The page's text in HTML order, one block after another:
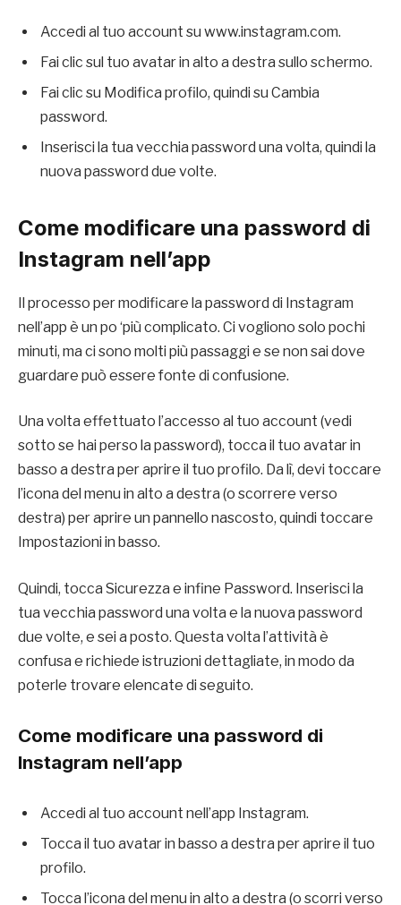
Accedi al tuo account su www.instagram.com.
Fai clic sul tuo avatar in alto a destra sullo schermo.
Fai clic su Modifica profilo, quindi su Cambia
password.
Inserisci la tua vecchia password una volta, quindi la
nuova password due volte.
Come modificare una password di
Instagram nell’app
Il processo per modificare la password di Instagram
nell’app è un po ‘più complicato. Ci vogliono solo pochi
minuti, ma ci sono molti più passaggi e se non sai dove
guardare può essere fonte di confusione.
Una volta effettuato l’accesso al tuo account (vedi
sotto se hai perso la password), tocca il tuo avatar in
basso a destra per aprire il tuo profilo. Da lì, devi toccare
l’icona del menu in alto a destra (o scorrere verso
destra) per aprire un pannello nascosto, quindi toccare
Impostazioni in basso.
Quindi, tocca Sicurezza e infine Password. Inserisci la
tua vecchia password una volta e la nuova password
due volte, e sei a posto. Questa volta l’attività è
confusa e richiede istruzioni dettagliate, in modo da
poterle trovare elencate di seguito.
Come modificare una password di
Instagram nell’app
Accedi al tuo account nell’app Instagram.
Tocca il tuo avatar in basso a destra per aprire il tuo
profilo.
Tocca l’icona del menu in alto a destra (o scorri verso